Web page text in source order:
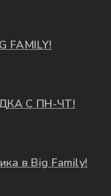
FAMILY!
С ПН-ЧТ!
в Big Family!